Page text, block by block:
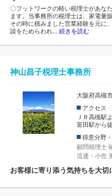
〇フットワークの軽い税理士があな
ます。当事務所の税理士は、家電量
その時に積みました営業経験を元に
談をためらわれ… 続きを読む
神山昌子税理士事務所
大阪府高槻
アクセス
ＪＲ高槻駅
富田駅から
得意分野
顧問税理士
流通・小売
お客様に寄り添う気持ちを大切